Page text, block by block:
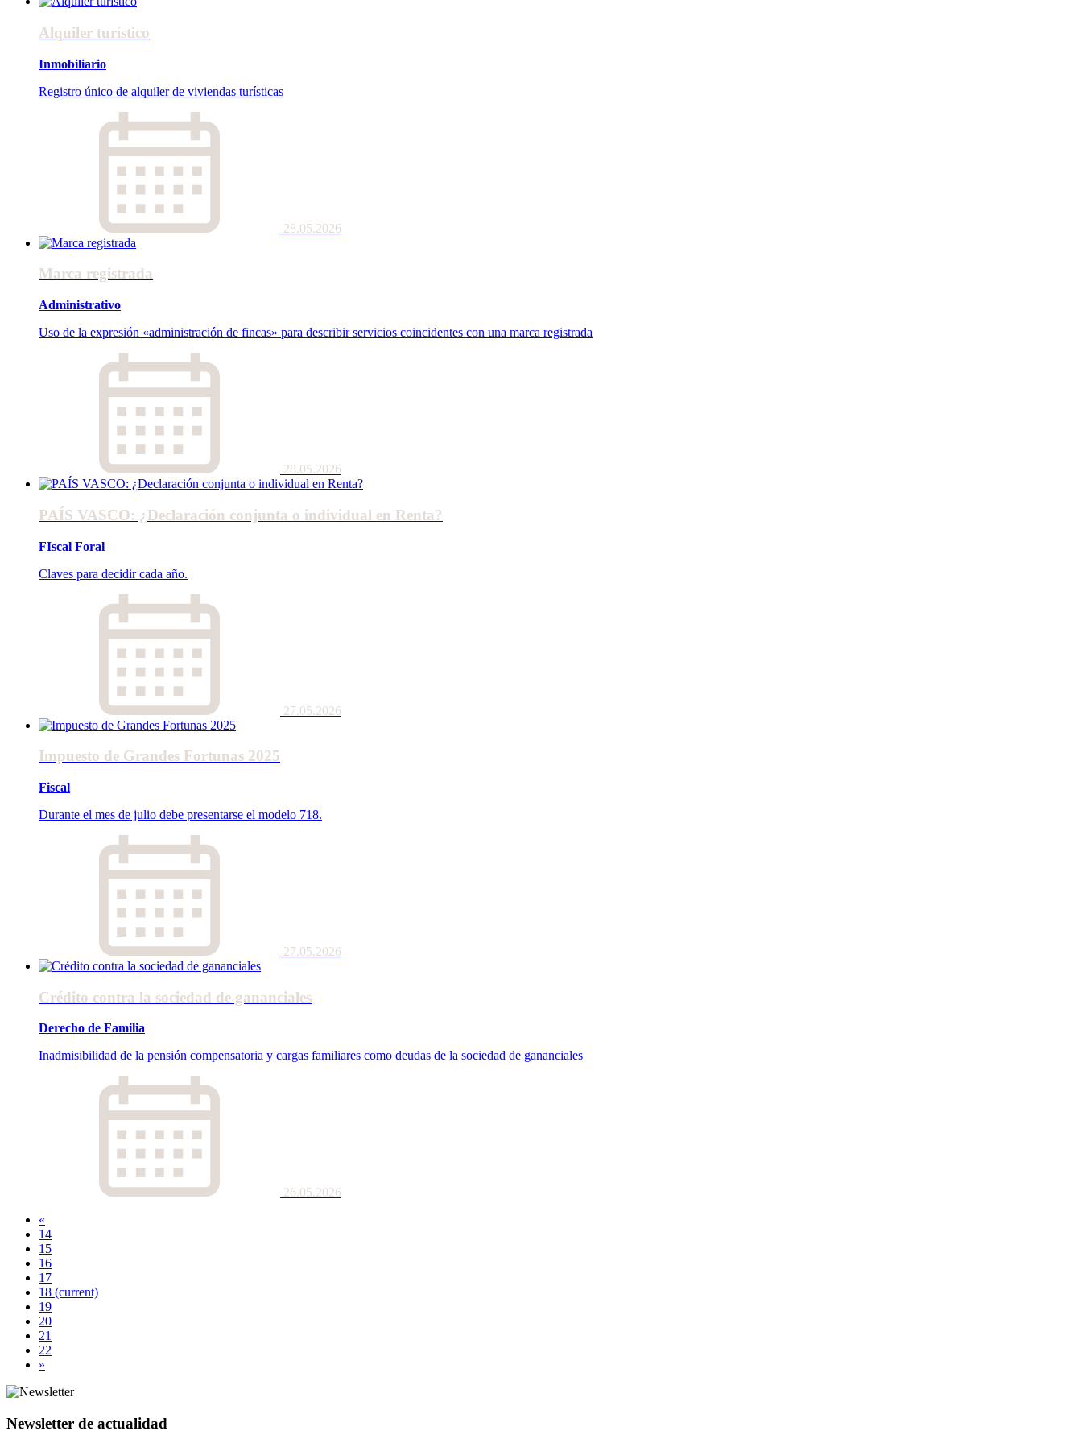
Alquiler turístico
Inmobiliario
Registro único de alquiler de viviendas turísticas
28.05.2026
Marca registrada
Administrativo
Uso de la expresión «administración de fincas» para describir servicios coincidentes con una marca registrada
28.05.2026
PAÍS VASCO: ¿Declaración conjunta o individual en Renta?
FIscal Foral
Claves para decidir cada año.
27.05.2026
Impuesto de Grandes Fortunas 2025
Fiscal
Durante el mes de julio debe presentarse el modelo 718.
27.05.2026
Crédito contra la sociedad de gananciales
Derecho de Familia
Inadmisibilidad de la pensión compensatoria y cargas familiares como deudas de la sociedad de gananciales
26.05.2026
«
14
15
16
17
18 (current)
19
20
21
22
»
Newsletter de actualidad